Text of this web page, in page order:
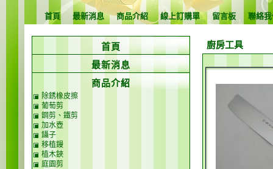
首頁 最新消息 商品介紹 線上訂購單 留言板 聯絡
廚房工具
首頁
最新消息
商品介紹
除銹橡皮擦
葡萄剪
鋼剪、鐵剪
加水壺
鑷子
移植鏝
植木鋏
庭園剪